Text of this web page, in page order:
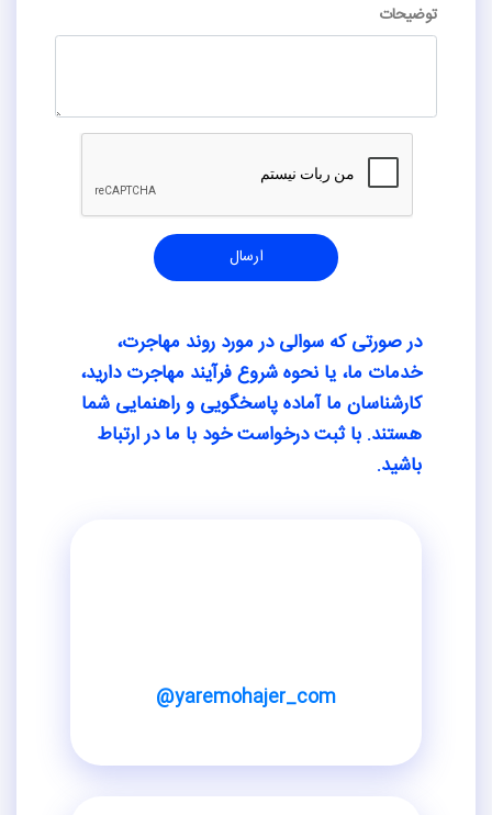
توضیحات
ارسال
در صورتی که سوالی در مورد روند مهاجرت،
خدمات ما، یا نحوه شروع فرآیند مهاجرت دارید،
کارشناسان ما آماده پاسخگویی و راهنمایی شما
هستند. با ثبت درخواست خود با ما در ارتباط
باشید.
@yaremohajer_com